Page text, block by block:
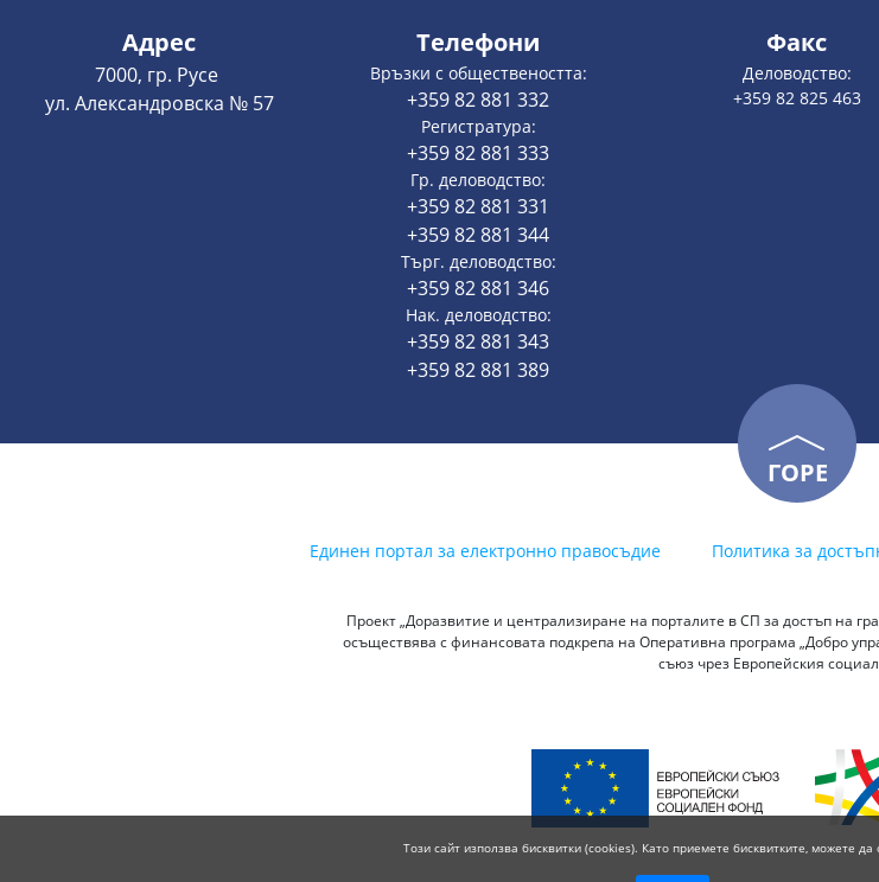
Адрес
7000, гр. Русе
ул. Александровска № 57
Телефони
Връзки с обществеността:
+359 82 881 332
Регистратура:
+359 82 881 333
Гр. деловодство:
+359 82 881 331
+359 82 881 344
Търг. деловодство:
+359 82 881 346
Нак. деловодство:
+359 82 881 343
+359 82 881 389
Факс
Деловодство:
+359 82 825 463
ГОРЕ
Единен портал за електронно правосъдие Политика за
Проект „Доразвитие и централизиране на порталите в СП за достъп на
осъществява с финансовата подкрепа на Оперативна програма „Добро
съюз чрез Европейския
Този сайт използва бисквитки (cookies). Като приемете бисквитките, можете